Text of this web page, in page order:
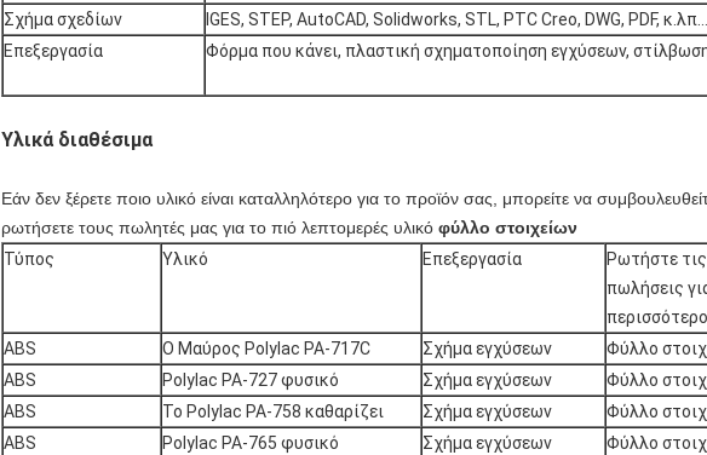
Σχήμα σχεδίων
IGES, STEP, AutoCAD, Solidworks, STL, PTC Creo, DWG, PDF,
Επεξεργασία
Φόρμα που κάνει, πλαστική σχηματοποίηση εγχύσεων,
Υλικά διαθέσιμα
Εάν δεν ξέρετε ποιο υλικό είναι καταλληλότερο για το προϊόν σας, μπορείτε να
ρωτήσετε τους πωλητές μας για το πιό λεπτομερές υλικό φύλλο στοιχείων
Τύπος
Υλικό Επεξεργασία
Ρωτήστε τις
πωλήσεις
ABS
Ο Μαύρος Polylac PA-717C Σχήμα εγχύσεων
Φύλλο
ABS
Polylac PA-727 φυσικό Σχήμα εγχύσεων
Φύλλο
ABS
Το Polylac PA-758 καθαρίζει Σχήμα εγχύσεων
Φύλλο
ABS
Polylac PA-765 φυσικό Σχήμα εγχύσεων
Φύλλο